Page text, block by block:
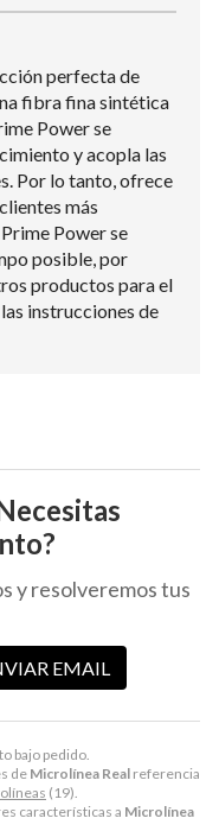
bajo pedido.
deMicrolínea Real referencia
(19).
características a Microlínea
perfecta de
fibra fina sintética
Power se
y acopla las
Por lo tanto, ofrece
más
Power se
posible, por
productos para el
instrucciones de
y resolveremos tus
EMAIL